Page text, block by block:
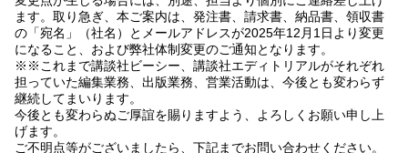
ます。取り急ぎ、本ご案内は、発注書、請求書、納品書、領収書
の「宛名」（社名）とメールアドレスが2025年12月1日より変更
になること、および弊社体制変更のご通知となります。
※※これまで講談社ビーシー、講談社エディトリアルがそれぞれ
担っていた編集業務、出版業務、営業活動は、今後とも変わらず
継続してまいります。
今後とも変わらぬご厚誼を賜りますよう、よろしくお願い申し上
げます。
ご不明点等がございましたら、下記までお問い合わせください。